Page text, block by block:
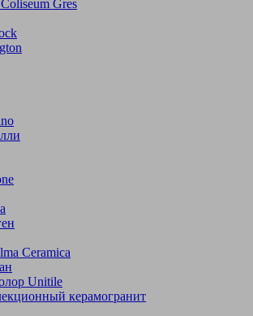
Gres
Ceramica
Unitile
керамогранит